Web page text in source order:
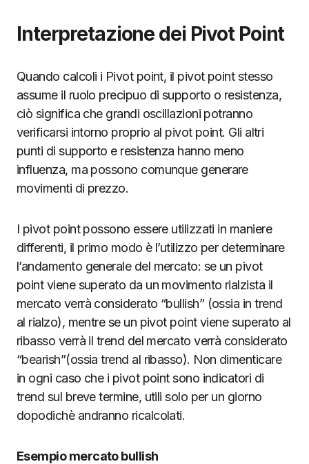
Interpretazione dei Pivot Point
Quando calcoli i Pivot point, il pivot point stesso
assume il ruolo precipuo di supporto o resistenza,
ciò significa che grandi oscillazioni potranno
verificarsi intorno proprio al pivot point. Gli altri
punti di supporto e resistenza hanno meno
influenza, ma possono comunque generare
movimenti di prezzo.
I pivot point possono essere utilizzati in maniere
differenti, il primo modo è l’utilizzo per determinare
l’andamento generale del mercato: se un pivot
point viene superato da un movimento rialzista il
mercato verrà considerato “bullish” (ossia in trend
al rialzo), mentre se un pivot point viene superato al
ribasso verrà il trend del mercato verrà considerato
“bearish”(ossia trend al ribasso). Non dimenticare
in ogni caso che i pivot point sono indicatori di
trend sul breve termine, utili solo per un giorno
dopodichè andranno ricalcolati.
Esempio mercato bullish